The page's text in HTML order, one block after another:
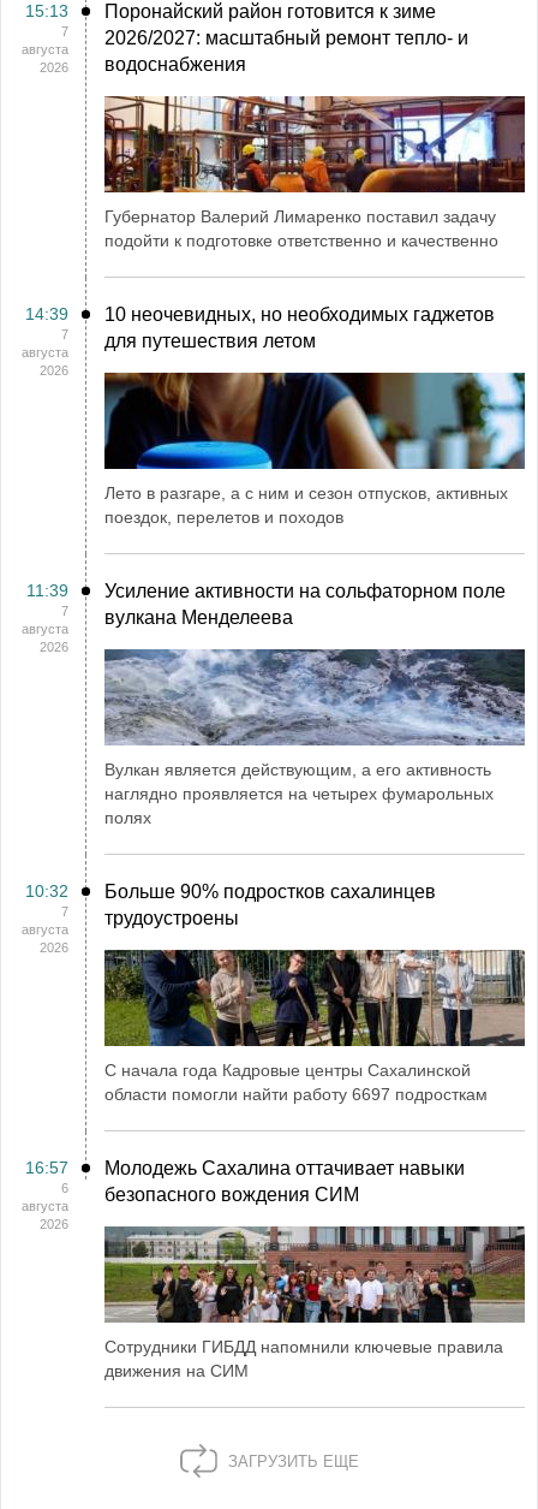
15:13
7
августа
2026
Поронайский район готовится к зиме
2026/2027: масштабный ремонт тепло- и
водоснабжения
Губернатор Валерий Лимаренко поставил задачу
подойти к подготовке ответственно и качественно
14:39
7
августа
2026
10 неочевидных, но необходимых гаджетов
для путешествия летом
Лето в разгаре, а с ним и сезон отпусков, активных
поездок, перелетов и походов
11:39
7
августа
2026
Усиление активности на сольфаторном поле
вулкана Менделеева
Вулкан является действующим, а его активность
наглядно проявляется на четырех фумарольных
полях
10:32
7
августа
2026
Больше 90% подростков сахалинцев
трудоустроены
С начала года Кадровые центры Сахалинской
области помогли найти работу 6697 подросткам
16:57
6
августа
2026
Молодежь Сахалина оттачивает навыки
безопасного вождения СИМ
Сотрудники ГИБДД напомнили ключевые правила
движения на СИМ
ЗАГРУЗИТЬ ЕЩЕ